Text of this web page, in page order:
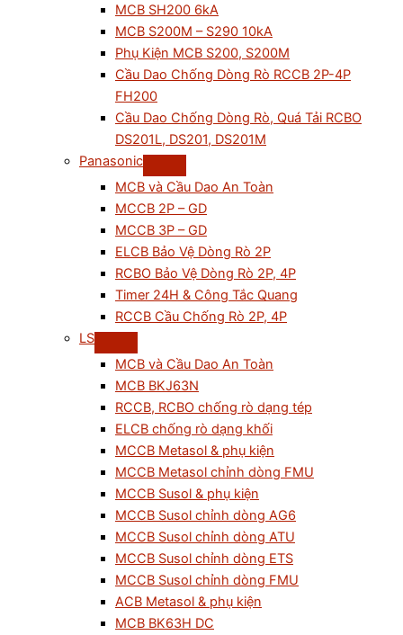
MCB SH200 6kA
MCB S200M – S290 10kA
Phụ Kiện MCB S200, S200M
Cầu Dao Chống Dòng Rò RCCB 2P-4P
FH200
Cầu Dao Chống Dòng Rò, Quá Tải RCBO
DS201L, DS201, DS201M
Panasonic
MCB và Cầu Dao An Toàn
MCCB 2P – GD
MCCB 3P – GD
ELCB Bảo Vệ Dòng Rò 2P
RCBO Bảo Vệ Dòng Rò 2P, 4P
Timer 24H & Công Tắc Quang
RCCB Cầu Chống Rò 2P, 4P
LS
MCB và Cầu Dao An Toàn
MCB BKJ63N
RCCB, RCBO chống rò dạng tép
ELCB chống rò dạng khối
MCCB Metasol & phụ kiện
MCCB Metasol chỉnh dòng FMU
MCCB Susol & phụ kiện
MCCB Susol chỉnh dòng AG6
MCCB Susol chỉnh dòng ATU
MCCB Susol chỉnh dòng ETS
MCCB Susol chỉnh dòng FMU
ACB Metasol & phụ kiện
MCB BK63H DC